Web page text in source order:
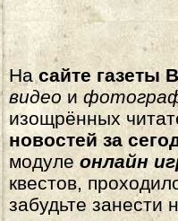
Насайте газеты
видеои
изощрённых
новостей за
модуле онлайн
квестов,
забудьте